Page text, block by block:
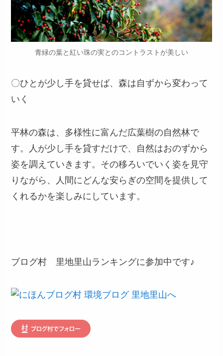
青緑の葉と紅い珠の実とのコントラストが美しい
〇ひとが少し手を貸せば、森は自ずから変わって
いく
平林の森は、多様性に富んだ広葉樹の自然林で
す。人が少し手を貸すだけで、自然はおのずから
姿を調えていきます。その移ろいでいく姿を見守
りながら、人間にどんな安らぎの空間を提供して
くれるかを楽しみにしています。
ブログ村 里地里山ランキングに参加中です♪